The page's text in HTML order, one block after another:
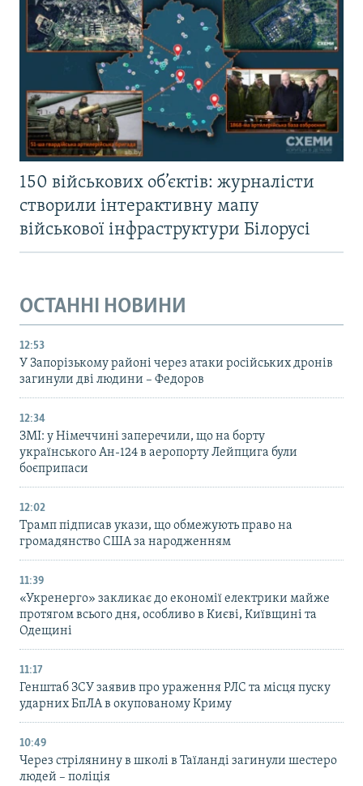
150 військових об’єктів: журналісти
створили інтерактивну мапу
військової інфраструктури Білорусі
ОСТАННІ НОВИНИ
12:53
У Запорізькому районі через атаки російських дронів
загинули дві людини – Федоров
12:34
ЗМІ: у Німеччині заперечили, що на борту
українського Ан-124 в аеропорту Лейпцига були
боєприпаси
12:02
Трамп підписав укази, що обмежують право на
громадянство США за народженням
11:39
«Укренерго» закликає до економії електрики майже
протягом всього дня, особливо в Києві, Київщині та
Одещині
11:17
Генштаб ЗСУ заявив про ураження РЛС та місця пуску
ударних БпЛА в окупованому Криму
10:49
Через стрілянину в школі в Таїланді загинули шестеро
людей – поліція